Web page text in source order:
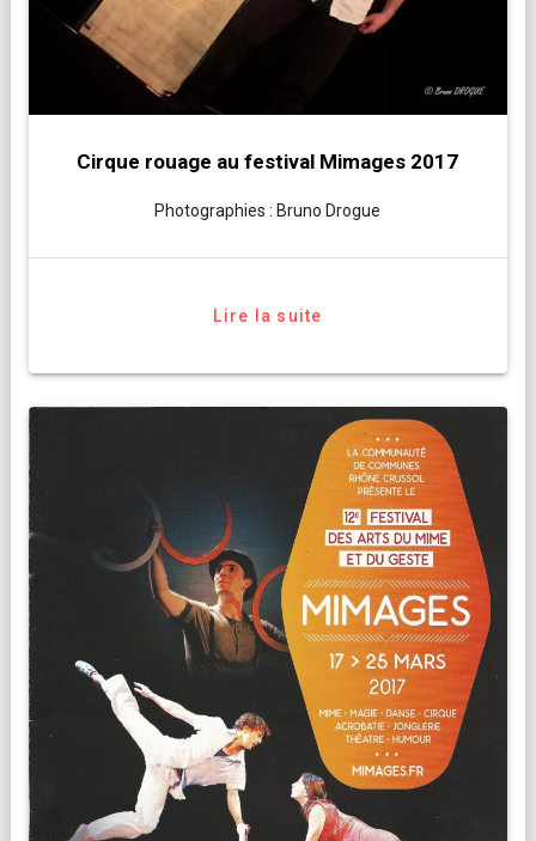
Cirque rouage au festival Mimages 2017
Photographies : Bruno Drogue
Lire la suite